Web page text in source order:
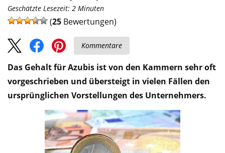
Geschätzte Lesezeit: 2 Minuten
(25 Bewertungen)
Kommentare
Das Gehalt für Azubis ist von den Kammern sehr oft
vorgeschrieben und übersteigt in vielen Fällen den
ursprünglichen Vorstellungen des Unternehmers.